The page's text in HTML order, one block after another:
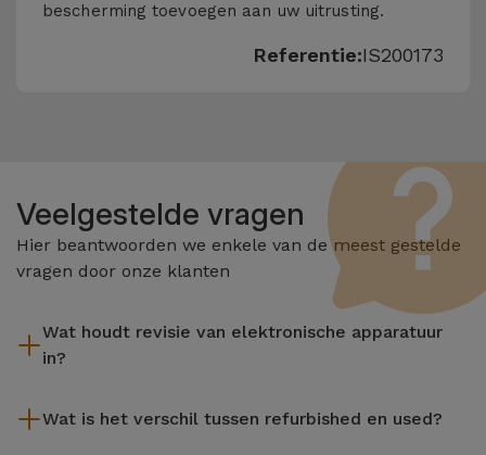
bescherming toevoegen aan uw uitrusting.
Referentie:IS200173
Veelgestelde vragen
Hier beantwoorden we enkele van de meest gestelde
vragen door onze klanten
Wat houdt revisie van elektronische apparatuur
in?
reiniging, en niet te vergeten het repareren van elk defect
Wat is het verschil tussen refurbished en used?